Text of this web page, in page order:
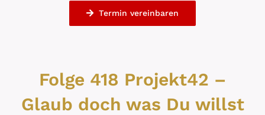
Termin vereinbaren
Folge 418 Projekt42 –
Glaub doch was Du willst